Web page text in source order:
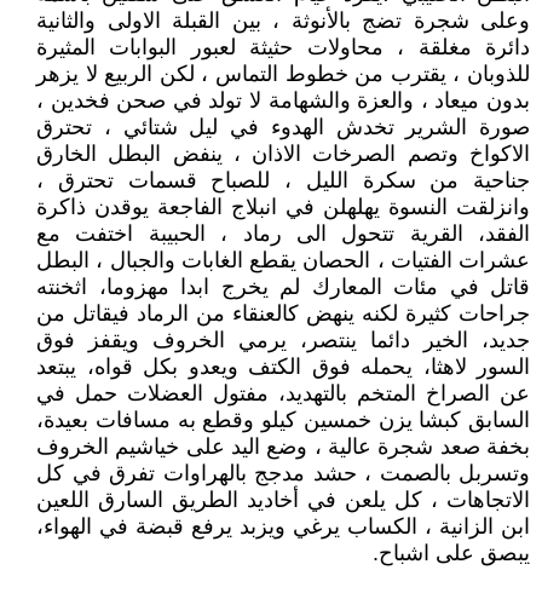
وعلى شجرة تضج بالأنوثة ، بين القبلة الاولى والثانية
دائرة مغلقة ، محاولات حثيثة لعبور البوابات المثيرة
للذوبان ، يقترب من خطوط التماس ، لكن الربيع لا يزهر
بدون ميعاد ، والعزة والشهامة لا تولد في صحن فخدين ،
صورة الشرير تخدش الهدوء في ليل شتائي ، تحترق
الاكواخ وتصم الصرخات الاذان ، ينفض البطل الخارق
جناحية من سكرة الليل ، للصباح قسمات تحترق ،
وانزلقت النسوة يهلهلن في انبلاج الفاجعة يوقدن ذاكرة
الفقد، القرية تتحول الى رماد ، الحبيبة اختفت مع
عشرات الفتيات ، الحصان يقطع الغابات والجبال ، البطل
قاتل في مئات المعارك لم يخرج ابدا مهزوما، اثخنته
جراحات كثيرة لكنه ينهض كالعنقاء من الرماد فيقاتل من
جديد، الخير دائما ينتصر، يرمي الخروف ويقفز فوق
السور لاهثا، يحمله فوق الكتف ويعدو بكل قواه، يبتعد
عن الصراخ المتخم بالتهديد، مفتول العضلات حمل في
السابق كبشا يزن خمسين كيلو وقطع به مسافات بعيدة،
بخفة صعد شجرة عالية ، وضع اليد على خياشيم الخروف
وتسربل بالصمت ، حشد مدجج بالهراوات تفرق في كل
الاتجاهات ، كل يلعن في أخاديد الطريق السارق اللعين
ابن الزانية ، الكساب يرغي ويزبد يرفع قبضة في الهواء،
يبصق على اشباح.